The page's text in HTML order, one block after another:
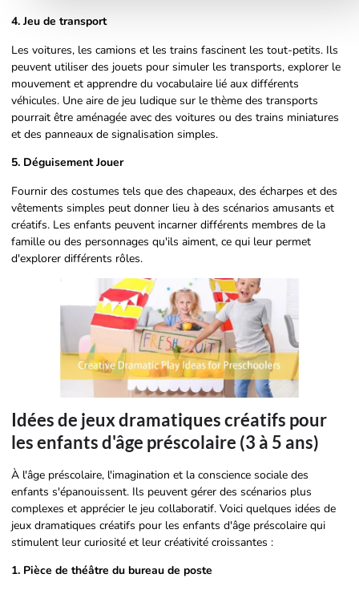
4. Jeu de transport
Les voitures, les camions et les trains fascinent les tout-petits. Ils
peuvent utiliser des jouets pour simuler les transports, explorer le
mouvement et apprendre du vocabulaire lié aux différents
véhicules. Une aire de jeu ludique sur le thème des transports
pourrait être aménagée avec des voitures ou des trains miniatures
et des panneaux de signalisation simples.
5. Déguisement Jouer
Fournir des costumes tels que des chapeaux, des écharpes et des
vêtements simples peut donner lieu à des scénarios amusants et
créatifs. Les enfants peuvent incarner différents membres de la
famille ou des personnages qu'ils aiment, ce qui leur permet
d'explorer différents rôles.
Idées de jeux dramatiques créatifs pour
les enfants d'âge préscolaire (3 à 5 ans)
À l'âge préscolaire, l'imagination et la conscience sociale des
enfants s'épanouissent. Ils peuvent gérer des scénarios plus
complexes et apprécier le jeu collaboratif. Voici quelques idées de
jeux dramatiques créatifs pour les enfants d'âge préscolaire qui
stimulent leur curiosité et leur créativité croissantes :
1. Pièce de théâtre du bureau de poste